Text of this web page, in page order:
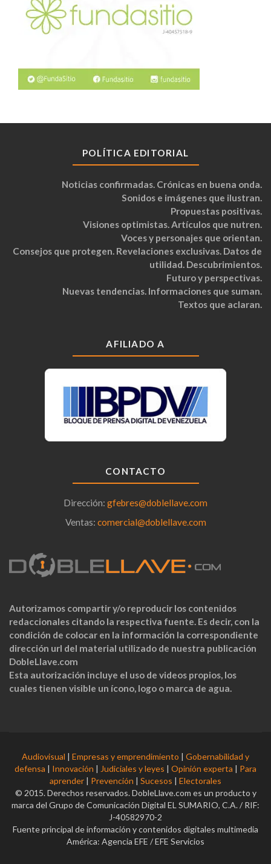
POLÍTICA EDITORIAL
Noticias confirmadas. Crónicas en buena onda.
Sonidos e imágenes que ilustran.
Propuestas positivas.
Visiones optimistas. Artículos que nutren.
Voces y personajes que orientan.
Consejos que protegen. Revelaciones exclusivas. Datos de
utilidad. Descubrimientos.
Futuro y perspectivas.
Nuevas tendencias. Informaciones que suman.
Textos que aclaran.
AFILIADO A
CONTACTO
Dirección: gfebres@doblellave.com
Ventas: comercial@doblellave.com
Autorizamos compartir y/o reproducir los contenidos
redaccionales citando la respectiva fuente. Es decir, con la
condición de colocar en la información la correspondiente
dirección url del material utilizado de nuestra publicación
DobleLlave.com
Esta autorización incluye el uso de videos propios, los
cuales tienen visible un ícono, logo o marca de agua.
Audiovisual | Empresas y emprendimiento | Gobernabilidad y
defensa | Innovación | Judiciales y leyes | Opinión experta | Para
aprender | Prevención | Sucesos | Electorales
© 2015. Derechos reservados. DobleLlave.com es un producto y
marca del Grupo de Comunicación Digital EL SUMARIO, C.A. / RIF:
J-40582970-2
Fuente principal de información y contenidos digitales multimedia
América: Agencia EFE / EFE Servicios